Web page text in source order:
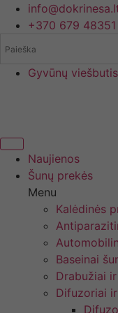
prie
+370 679 48351
Gyvūnų viešbutis
Naujienos
Šunų prekės
Menu
Kalėdinės
Baseinai
Drabužiai
Difuzoriai